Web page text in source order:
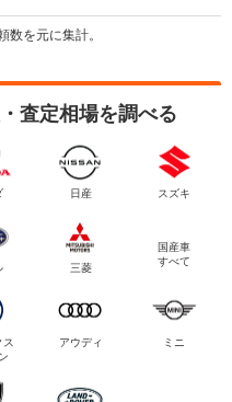
を元に集計。
査定相場を調べる
日産 スズキ
三菱
国産車
すべて
ス
アウディ ミニ